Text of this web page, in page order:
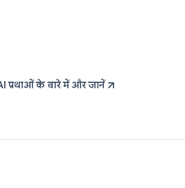
प्रथाओं के बारे में और जानें